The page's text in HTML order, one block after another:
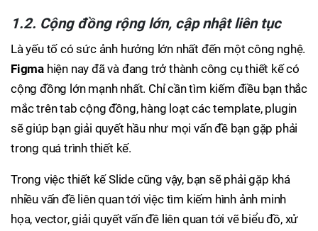
1.2. Cộng đồng rộng lớn, cập nhật liên tục
Là yếu tố có sức ảnh hưởng lớn nhất đến một công nghệ.
Figma hiện nay đã và đang trở thành công cụ thiết kế có
cộng đồng lớn mạnh nhất. Chỉ cần tìm kiếm điều bạn thắc
mắc trên tab cộng đồng, hàng loạt các template, plugin
sẽ giúp bạn giải quyết hầu như mọi vấn đề bạn gặp phải
trong quá trình thiết kế.
Trong việc thiết kế Slide cũng vậy, bạn sẽ phải gặp khá
nhiều vấn đề liên quan tới việc tìm kiếm hình ảnh minh
họa, vector, giải quyết vấn đề liên quan tới vẽ biểu đồ, xử